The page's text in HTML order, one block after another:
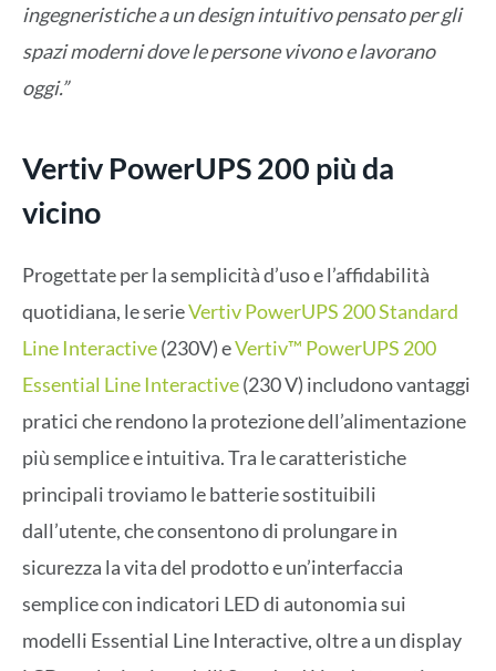
ingegneristiche a un design intuitivo pensato per gli
spazi moderni dove le persone vivono e lavorano
oggi.”
Vertiv PowerUPS 200 più da
vicino
Progettate per la semplicità d’uso e l’affidabilità
quotidiana, le serieVertiv PowerUPS 200 Standard
Line Interactive(230V) eVertiv™ PowerUPS 200
Essential Line Interactive(230 V) includono vantaggi
pratici che rendono la protezione dell’alimentazione
più semplice e intuitiva. Tra le caratteristiche
principali troviamo le batterie sostituibili
dall’utente, che consentono di prolungare in
sicurezza la vita del prodotto e un’interfaccia
semplice con indicatori LED di autonomia sui
modelli Essential Line Interactive, oltre a un display